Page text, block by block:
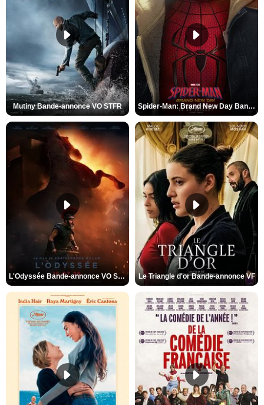
Mutiny Bande-annonce VO STFR Spider-Man: Brand New Day Bande-annonce VO STFR
L'Odyssée Bande-annonce VO STFR Le Triangle d'or Bande-annonce VF